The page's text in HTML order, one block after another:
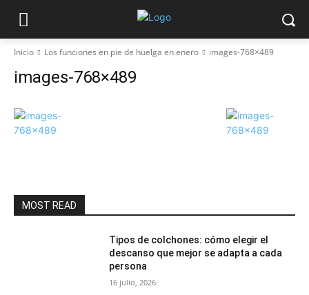
Inicio Los funciones en pie de huelga en enero images-768×489
images-768×489
MOST READ
Tipos de colchones: cómo elegir el
descanso que mejor se adapta a cada
persona
16 julio, 2026